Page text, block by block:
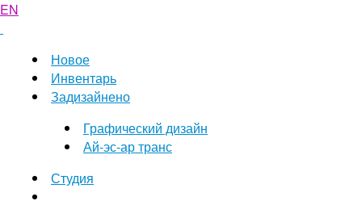
EN
Новое
Инвентарь
Задизайнено
Графический дизайн
Ай-эс-ар транс
Студия